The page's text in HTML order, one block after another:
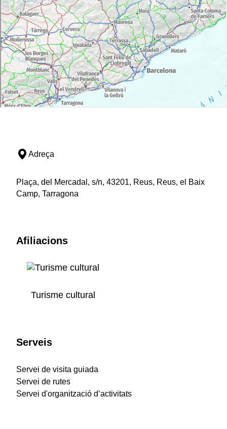
Adreça
Plaça, del Mercadal, s/n, 43201, Reus, Reus, el Baix
Camp, Tarragona
Afiliacions
Turisme cultural
Serveis
Servei de visita guiada
Servei de rutes
Servei d'organització d’activitats